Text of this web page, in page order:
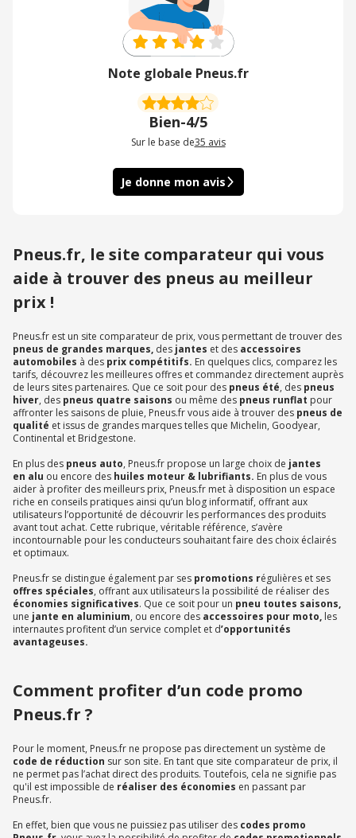
Note globale Pneus.fr
Bien-4/5
Sur le base de35 avis
Je donne mon avis
Pneus.fr, le site comparateur qui vous
aide à trouver des pneus au meilleur
prix !
Pneus.fr est un site comparateur de prix, vous permettant de trouver des
pneus de grandes marques, des jantes et des accessoires
automobiles à des prix compétitifs. En quelques clics, comparez les
tarifs, découvrez les meilleures offres et commandez directement auprès
de leurs sites partenaires. Que ce soit pour des pneus été, des pneus
hiver, des pneus quatre saisons ou même des pneus runflat pour
affronter les saisons de pluie, Pneus.fr vous aide à trouver des pneus de
qualité et issus de grandes marques telles que Michelin, Goodyear,
Continental et Bridgestone.
En plus des pneus auto, Pneus.fr propose un large choix de jantes
en alu ou encore des huiles moteur & lubrifiants. En plus de vous
aider à profiter des meilleurs prix, Pneus.fr met à disposition un espace
riche en conseils pratiques ainsi qu’un blog informatif, offrant aux
utilisateurs l’opportunité de découvrir les performances des produits
avant tout achat. Cette rubrique, véritable référence, s’avère
incontournable pour les conducteurs souhaitant faire des choix éclairés
et optimaux.
Pneus.fr se distingue également par ses promotions régulières et ses
offres spéciales, offrant aux utilisateurs la possibilité de réaliser des
économies significatives. Que ce soit pour un pneu toutes saisons,
une jante en aluminium, ou encore des accessoires pour moto, les
internautes profitent d’un service complet et d’opportunités
avantageuses.
Comment profiter d’un code promo
Pneus.fr ?
Pour le moment, Pneus.fr ne propose pas directement un système de
code de réduction sur son site. En tant que site comparateur de prix, il
ne permet pas l’achat direct des produits. Toutefois, cela ne signifie pas
qu'il est impossible de réaliser des économies en passant par
Pneus.fr.
En effet, bien que vous ne puissiez pas utiliser des codes promo